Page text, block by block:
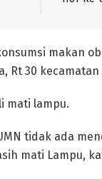
makan
Rt 30
mati lampu.
tidak ada
mati Lampu,